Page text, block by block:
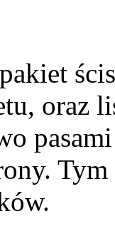
oraz